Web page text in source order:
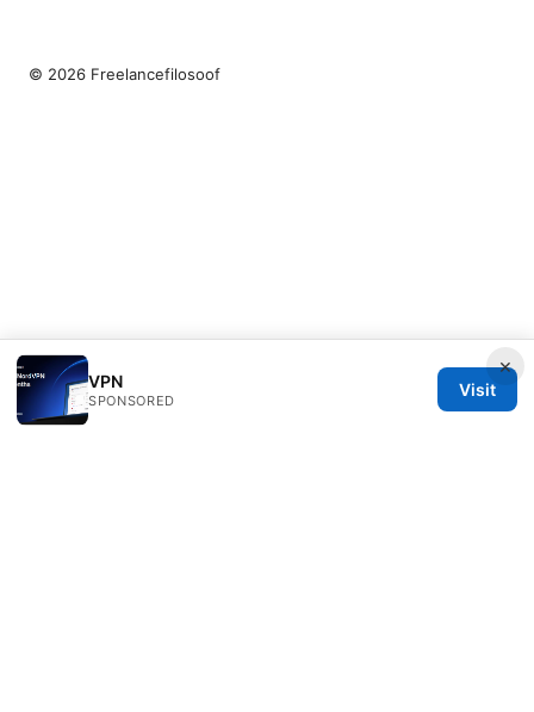
×
VPN
SPONSORED
Visit
© 2026 Freelancefilosoof